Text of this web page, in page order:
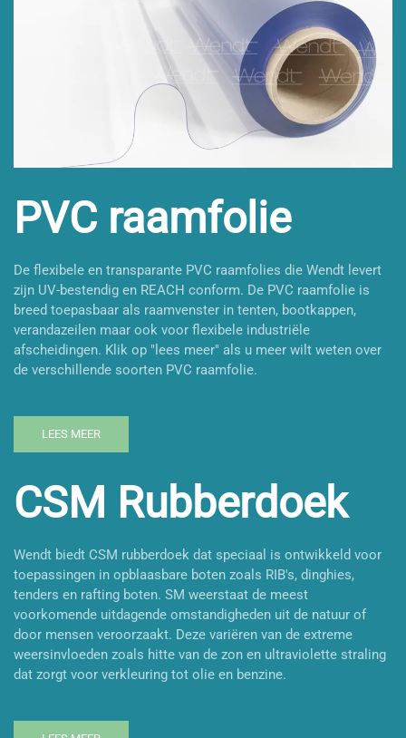
PVC raamfolie
De flexibele en transparante PVC raamfolies die Wendt levert
zijn UV-bestendig en REACH conform. De PVC raamfolie is
breed toepasbaar als raamvenster in tenten, bootkappen,
verandazeilen maar ook voor flexibele industriële
afscheidingen. Klik op "lees meer" als u meer wilt weten over
de verschillende soorten PVC raamfolie.
LEES MEER
CSM Rubberdoek
Wendt biedt CSM rubberdoek dat speciaal is ontwikkeld voor
toepassingen in opblaasbare boten zoals RIB's, dinghies,
tenders en rafting boten. SM weerstaat de meest
voorkomende uitdagende omstandigheden uit de natuur of
door mensen veroorzaakt. Deze variëren van de extreme
weersinvloeden zoals hitte van de zon en ultraviolette straling
dat zorgt voor verkleuring tot olie en benzine.